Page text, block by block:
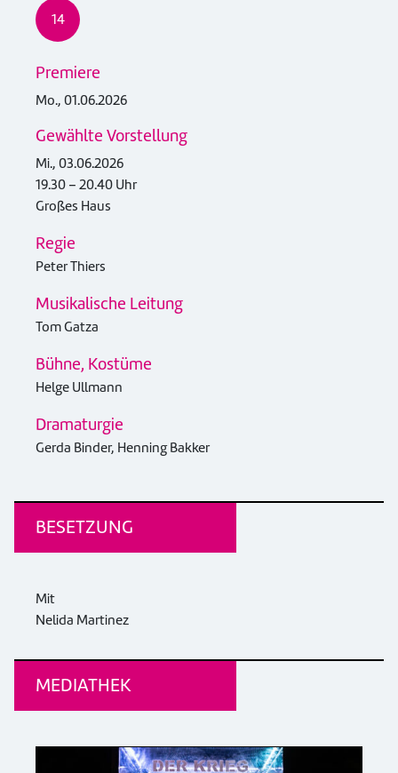
14
Premiere
Mo., 01.06.2026
Gewählte Vorstellung
Mi., 03.06.2026
19.30 – 20.40 Uhr
Großes Haus
Regie
Peter Thiers
Musikalische Leitung
Tom Gatza
Bühne, Kostüme
Helge Ullmann
Dramaturgie
Gerda Binder, Henning Bakker
BESETZUNG
Mit
Nelida Martinez
MEDIATHEK